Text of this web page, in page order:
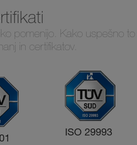
pomenijo. Kako uspešno to
in certifikatov.
ISO 29993